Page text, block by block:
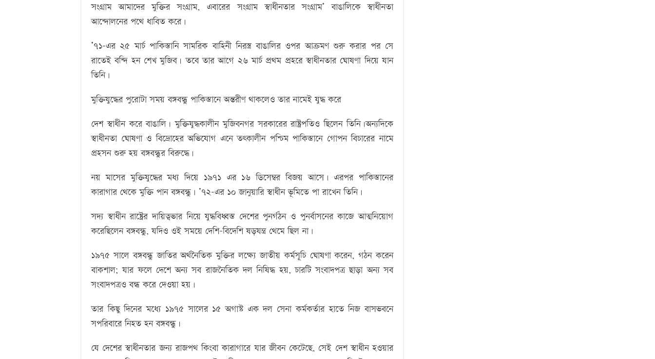
সংগ্রাম আমাদের মুক্তির সংগ্রাম, এবারের সংগ্রাম স্বাধীনতার সংগ্রাম’ বাঙালিকে স্বাধীনতা
আন্দোলনের পথে ধাবিত করে।
’৭১-এর ২৫ মার্চ পাকিস্তানি সামরিক বাহিনী নিরস্ত্র বাঙালির ওপর আক্রমণ শুরু করার পর সে
রাতেই বন্দি হন শেখ মুজিব। তবে তার আগে ২৬ মার্চ প্রথম প্রহরে স্বাধীনতার ঘোষণা দিয়ে যান
তিনি।
মুক্তিযুদ্ধের পুরোটা সময় বঙ্গবন্ধু পাকিস্তানে অন্তরীণ থাকলেও তার নামেই যুদ্ধ করে
দেশ স্বাধীন করে বাঙালি। মুক্তিযুদ্ধকালীন মুজিবনগর সরকারের রাষ্ট্রপতিও ছিলেন তিনি।অন্যদিকে
স্বাধীনতা ঘোষণা ও বিদ্রোহের অভিযোগ এনে তৎকালীন পশ্চিম পাকিস্তানে গোপন বিচারের নামে
প্রহসন শুরু হয় বঙ্গবন্ধুর বিরুদ্ধে।
নয় মাসের মুক্তিযুদ্ধের মধ্য দিয়ে ১৯৭১ এর ১৬ ডিসেম্বর বিজয় আসে। এরপর পাকিস্তানের
কারাগার থেকে মুক্তি পান বঙ্গবন্ধু। ’৭২-এর ১০ জানুয়ারি স্বাধীন ভূমিতে পা রাখেন তিনি।
সদ্য স্বাধীন রাষ্ট্রের দায়িত্বভার নিয়ে যুদ্ধবিধ্বস্ত দেশের পুনর্গঠন ও পুনর্বাসনের কাজে আত্মনিয়োগ
করেছিলেন বঙ্গবন্ধু, যদিও ওই সময়ে দেশি-বিদেশি ষড়যন্ত্র থেমে ছিল না।
১৯৭৫ সালে বঙ্গবন্ধু জাতির অর্থনৈতিক মুক্তির লক্ষ্যে জাতীয় কর্মসূচি ঘোষণা করেন, গঠন করেন
বাকশাল; যার ফলে দেশে অন্য সব রাজনৈতিক দল নিষিদ্ধ হয়, চারটি সংবাদপত্র ছাড়া অন্য সব
সংবাদপত্রও বন্ধ করে দেওয়া হয়।
তার কিছু দিনের মধ্যে ১৯৭৫ সালের ১৫ অগাস্ট এক দল সেনা কর্মকর্তার হাতে নিজ বাসভবনে
সপরিবারে নিহত হন বঙ্গবন্ধু।
যে দেশের স্বাধীনতার জন্য রাজপথ কিংবা কারাগারে যার জীবন কেটেছে, সেই দেশ স্বাধীন হওয়ার